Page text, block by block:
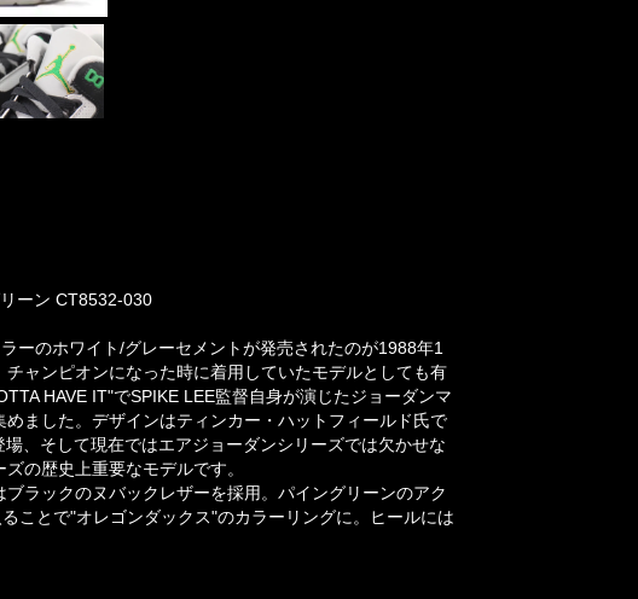
ーン CT8532-030
ーのホワイト/グレーセメントが発売されたのが1988年1
ャンピオンになった時に着用していたモデルとしても有
HAVE IT"でSPIKE LEE監督自身が演じたジョーダンマ
ました。デザインはティンカー・ハットフィールド氏で
、そして現在ではエアジョーダンシリーズでは欠かせな
の歴史上重要なモデルです。
ラックのヌバックレザーを採用。パイングリーンのアク
ことで"オレゴンダックス"のカラーリングに。ヒールには